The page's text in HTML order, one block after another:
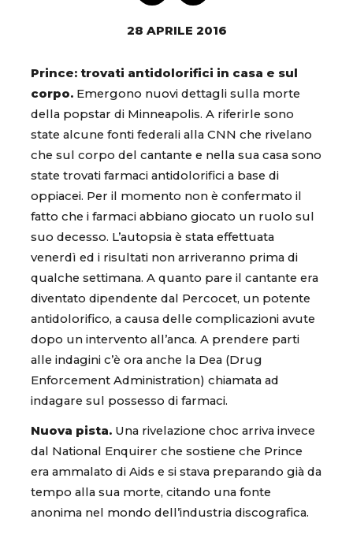
28 APRILE 2016
Prince: trovati antidolorifici in casa e sul
corpo. Emergono nuovi dettagli sulla morte
della popstar di Minneapolis. A riferirle sono
state alcune fonti federali alla CNN che rivelano
che sul corpo del cantante e nella sua casa sono
state trovati farmaci antidolorifici a base di
oppiacei. Per il momento non è confermato il
fatto che i farmaci abbiano giocato un ruolo sul
suo decesso. L’autopsia è stata effettuata
venerdì ed i risultati non arriveranno prima di
qualche settimana. A quanto pare il cantante era
diventato dipendente dal Percocet, un potente
antidolorifico, a causa delle complicazioni avute
dopo un intervento all’anca. A prendere parti
alle indagini c’è ora anche la Dea (Drug
Enforcement Administration) chiamata ad
indagare sul possesso di farmaci.
Nuova pista. Una rivelazione choc arriva invece
dal National Enquirer che sostiene che Prince
era ammalato di Aids e si stava preparando già da
tempo alla sua morte, citando una fonte
anonima nel mondo dell’industria discografica.